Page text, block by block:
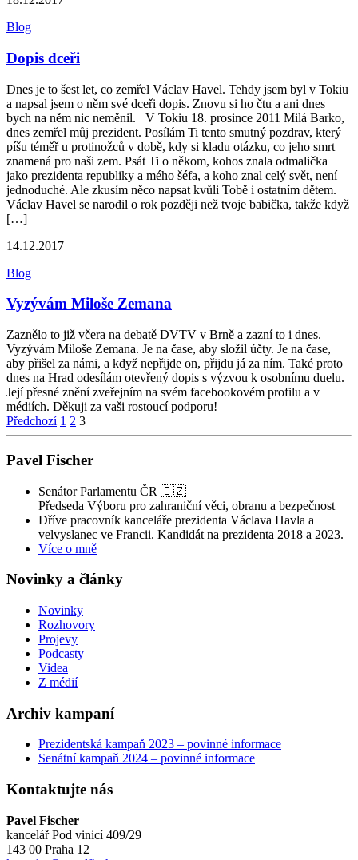
Blog
Dopis dceři
Dnes je to šest let, co zemřel Václav Havel. Tehdy jsem byl v Tokiu
a napsal jsem o něm své dceři dopis. Znovu si ho čtu a ani dnes
bych na něm nic neměnil. V Tokiu 18. prosince 2011 Milá Barko,
dnes zemřel můj prezident. Posílám Ti tento smutný pozdrav, který
píšu téměř u protinožců v době, kdy si kladu otázku, co jeho smrt
znamená pro naši zem. Psát Ti o někom, kohos znala odmalička
jako prezidenta republiky a mého šéfa, a koho znal celý svět, není
jednoduché. Ale zkusím něco napsat kvůli Tobě i ostatním dětem.
Václav Havel se narodil o rok později než tvoje babička, takže když
[…]
14.12.2017
Blog
Vyzývám Miloše Zemana
Zaznělo to již včera na debatě DVTV v Brně a zazní to i dnes.
Vyzývám Miloše Zemana. Je na čase, aby složil účty. Je na čase,
aby přišel za námi, a když nepřijde on, přijdu já za ním. Také proto
dnes na Hrad odesílám otevřený dopis s výzvou k osobnímu duelu.
Její přesné znění zveřejním na svém facebookovém profilu a v
médiích. Děkuji za vaši rostoucí podporu!
Stránkování
Předchozí 1 2 3
Pavel Fischer
Senátor Parlamentu ČR 🇨🇿
Předseda Výboru pro zahraniční věci, obranu a bezpečnost
Dříve pracovník kanceláře prezidenta Václava Havla a
velvyslanec ve Francii. Kandidát na prezidenta 2018 a 2023.
Více o mně
Novinky a články
Novinky
Rozhovory
Projevy
Podcasty
Videa
Z médií
Archiv kampaní
Prezidentská kampaň 2023 – povinné informace
Senátní kampaň 2024 – povinné informace
Kontaktujte nás
Pavel Fischer
kancelář Pod vinicí 409/29
143 00 Praha 12